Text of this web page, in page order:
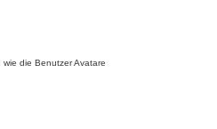
die Benutzer Avatare